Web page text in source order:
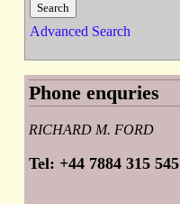
Advanced Search
Phone enquries
RICHARD M. FORD
Tel: +44 7884 315 545